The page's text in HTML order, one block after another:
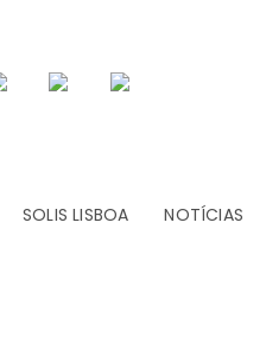
SOLIS LISBOA NOTÍCIAS